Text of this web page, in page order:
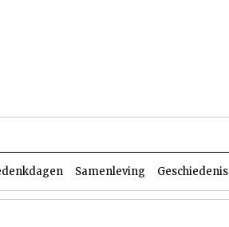
Samenleving Geschiedenis